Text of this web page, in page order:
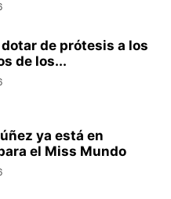
dotar de prótesis a los
de los...
ya está en
el Miss Mundo